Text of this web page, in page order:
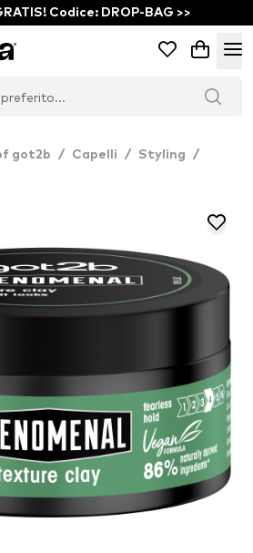
Codice: DROP-BAG >>
got2b / Capelli / Styling
/